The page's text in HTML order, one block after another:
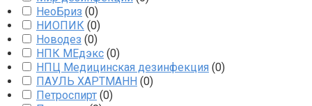
НеоБриз (0)
НИОПИК (0)
Новодез (0)
НПК МЕдэкс (0)
НПЦ Медицинская дезинфекция (0)
ПАУЛЬ ХАРТМАНН (0)
Петроспирт (0)